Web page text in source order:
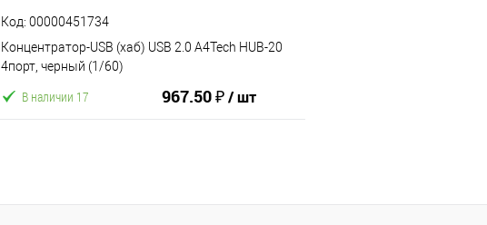
Код: 00000451734
Концентратор-USB (хаб) USB 2.0 A4Tech HUB-20
4порт, черный (1/60)
967.50 ₽/ шт
В наличии 17